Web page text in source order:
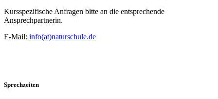
Kursspezifische Anfragen bitte an die entsprechende
Ansprechpartnerin.
E-Mail: info(at)naturschule.de
Sprechzeiten